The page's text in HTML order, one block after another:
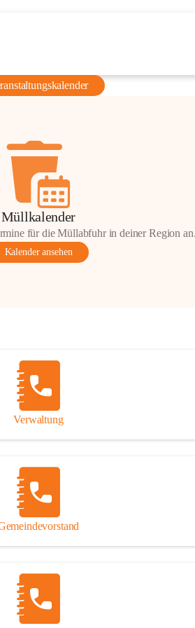
Müllkalender
für die Müllabfuhr in deiner Region an.
Kalender ansehen
Verwaltung